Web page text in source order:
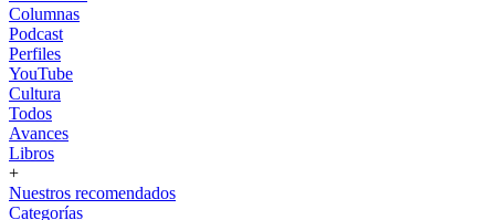
Columnas
Podcast
Perfiles
YouTube
Cultura
Todos
Avances
Libros
+
Nuestros recomendados
Categorías